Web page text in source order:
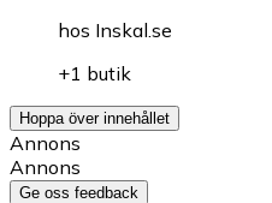
hos Inskal.se
+1 butik
Hoppa över innehållet
Annons
Annons
Ge oss feedback